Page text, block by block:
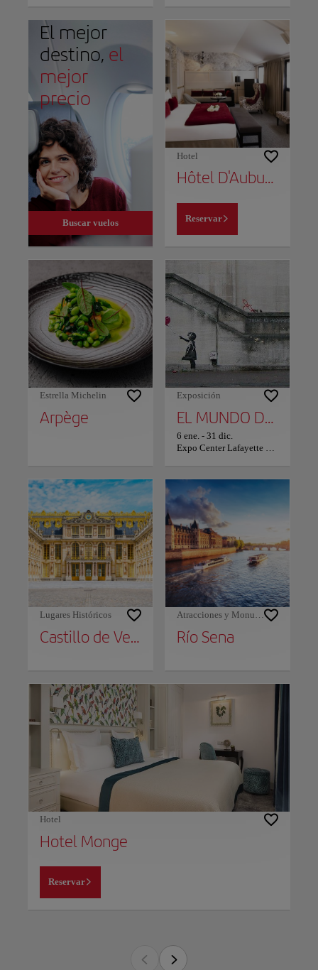
El mejor
destino, el
mejor
precio
Buscar vuelos
Hotel
Hôtel D'Aubusson
Reservar
Estrella Michelin
Arpège
Exposición
EL MUNDO DE BANKSY: POST
6 ene. - 31 dic.
Lugares Históricos
Castillo de Versalles
Atracciones y Monumentos
Río Sena
Hotel
Hotel Monge
Reservar